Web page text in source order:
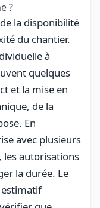
?
la disponibilité
du chantier.
à
quelques
et la mise en
de la
En
avec plusieurs
les autorisations
la durée. Le
estimatif